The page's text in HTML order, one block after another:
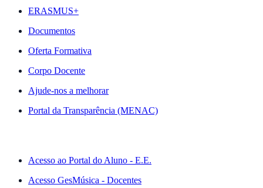
ERASMUS+
Documentos
Oferta Formativa
Corpo Docente
Ajude-nos a melhorar
Portal da Transparência (MENAC)
Acesso ao Portal do Aluno - E.E.
Acesso GesMúsica - Docentes